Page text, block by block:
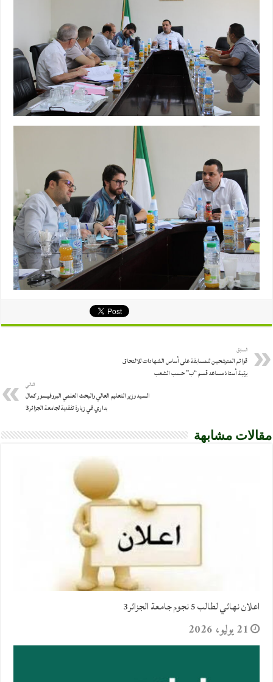
السابق
قوائم المترشحين للمسابقة على أساس الشهادات للالتحاق
برتبة أستاذ مساعد قسم “ب” حسب الشعب
التالي
السيد وزير التعليم العالي والبحث العلمي البروفيسور كمال
بداري في زيارة تفقدية لجامعة الجزائر3
مقالات مشابهة
اعلان نهائي لطالب 5 نجوم جامعة الجزائر3
21 يوليو، 2026